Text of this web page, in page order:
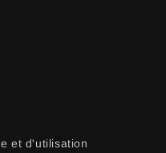
et d'utilisation